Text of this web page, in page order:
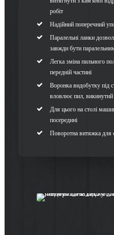
робіт
Надійний поперечний
Паралельні ланки
завжди бути
Легка зміна пильного
передній частині
Воронка видобутку під
вловлює пил, викинутий
Для цього на столі
посередині
Поворотна витяжка для